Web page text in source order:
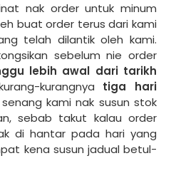
nak order untuk minum
buat order terus dari kami
telah dilantik oleh kami.
sebelum nie order
lebih awal dari tarikh
kurangnya tiga hari
kami nak susun stok
sebab takut kalau order
di hantar pada hari yang
kena susun jadual betul-